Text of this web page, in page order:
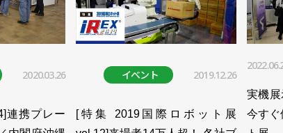
に協働ロボが採用／ユニバーサルロボット
ッパーをUR＋に認証／ユニバーサルロボット
先の読めない時代に必要な柔軟性をアピール／ユニバ
2020.03.26
連携プレー
イベント 2019.12.26
[特集 2019国際ロボット展
実機
今すぐ